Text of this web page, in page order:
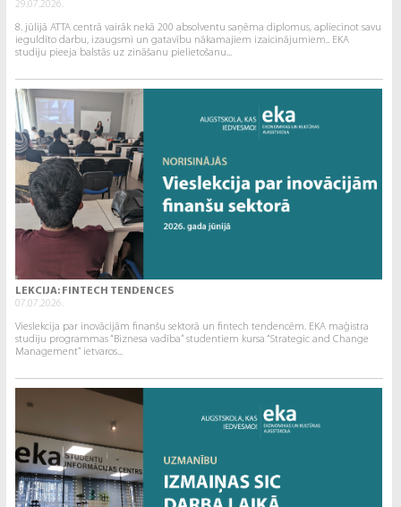
29.07.2026.
8. jūlijā ATTA centrā vairāk nekā 200 absolventu saņēma diplomus, apliecinot savu
ieguldīto darbu, izaugsmi un gatavību nākamajiem izaicinājumiem.. EKA
studiju pieeja balstās uz zināšanu pielietošanu...
LEKCIJA: FINTECH TENDENCES
07.07.2026.
Vieslekcija par inovācijām finanšu sektorā un fintech tendencēm. EKA maģistra
studiju programmas “Biznesa vadība” studentiem kursa “Strategic and Change
Management” ietvaros...